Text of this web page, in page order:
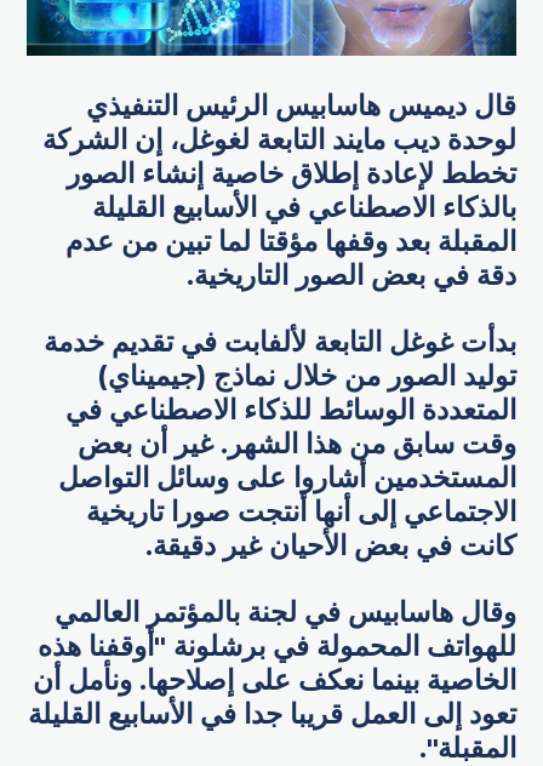
قال ديميس هاسابيس الرئيس التنفيذي
لوحدة ديب مايند التابعة لغوغل، إن الشركة
تخطط لإعادة إطلاق خاصية إنشاء الصور
بالذكاء الاصطناعي في الأسابيع القليلة
المقبلة بعد وقفها مؤقتا لما تبين من عدم
دقة في بعض الصور التاريخية.
بدأت غوغل التابعة لألفابت في تقديم خدمة
توليد الصور من خلال نماذج (جيميناي)
المتعددة الوسائط للذكاء الاصطناعي في
وقت سابق من هذا الشهر. غير أن بعض
المستخدمين أشاروا على وسائل التواصل
الاجتماعي إلى أنها أنتجت صورا تاريخية
كانت في بعض الأحيان غير دقيقة.
وقال هاسابيس في لجنة بالمؤتمر العالمي
للهواتف المحمولة في برشلونة "أوقفنا هذه
الخاصية بينما نعكف على إصلاحها. ونأمل أن
تعود إلى العمل قريبا جدا في الأسابيع القليلة
المقبلة".